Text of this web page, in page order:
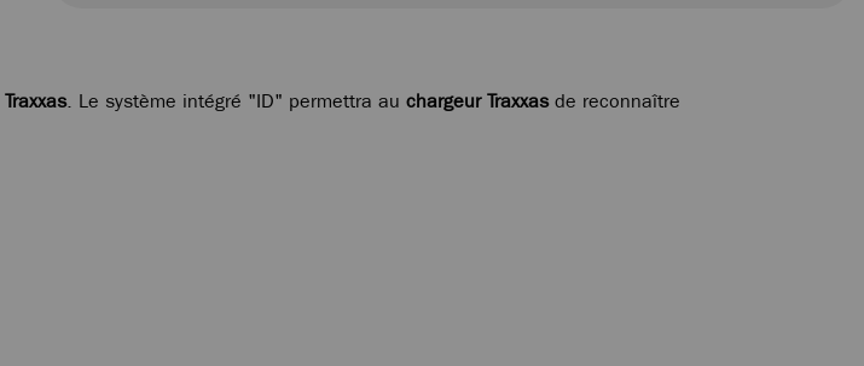
Traxxas. Le système intégré "ID" permettra au chargeur Traxxasde reconnaître